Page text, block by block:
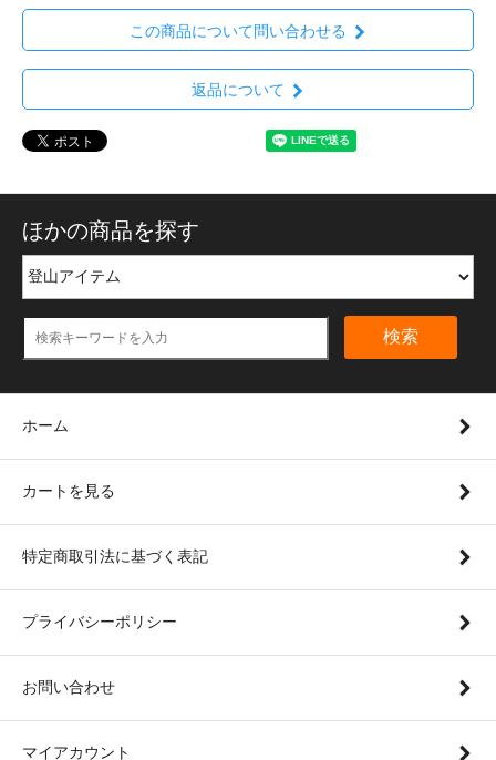
この商品について問い合わせる
返品について
ほかの商品を探す
検索
ホーム
カートを見る
特定商取引法に基づく表記
プライバシーポリシー
お問い合わせ
マイアカウント